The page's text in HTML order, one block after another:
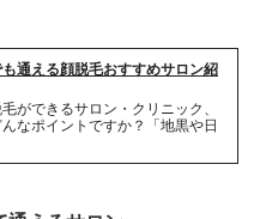
通える顔脱毛おすすめサロン紹
ができるサロン・クリニック、
なポイントですか？「地黒や日